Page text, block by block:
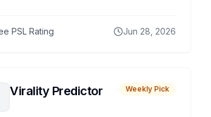
PSL Rating Jun 28, 2026
Virality Predictor Weekly Pick